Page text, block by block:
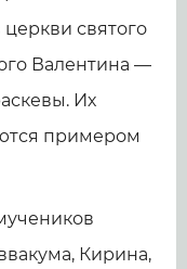
святого
Валентина —
Их
примером
Кирина,